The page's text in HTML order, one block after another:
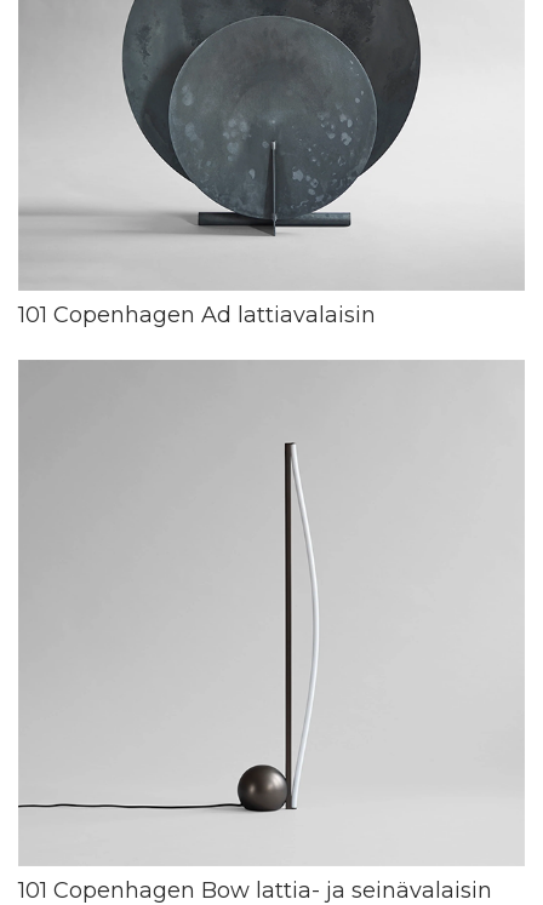
101 Copenhagen Ad lattiavalaisin
101 Copenhagen Bow lattia- ja seinävalaisin